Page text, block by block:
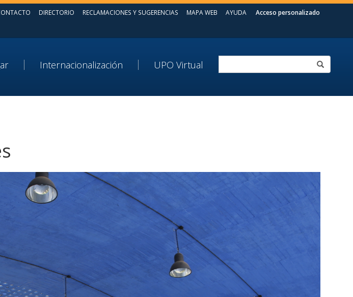
Acceso personalizado
DIRECTORIO RECLAMACIONES Y SUGERENCIAS MAPA WEB AYUDA
Internacionalización UPO Virtual